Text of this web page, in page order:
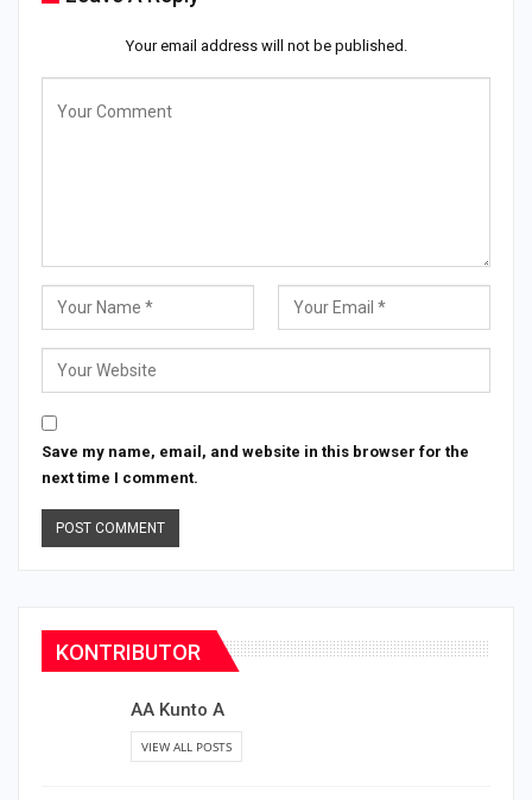
Your email address will not be published.
Save my name, email, and website in this browser for the
next time I comment.
KONTRIBUTOR
AA Kunto A
VIEW ALL POSTS